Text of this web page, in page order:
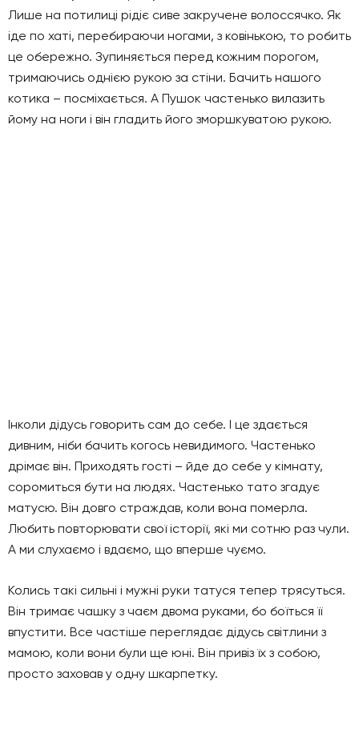
Лише на потилиці рідіє сиве закручене волоссячко. Як
іде по хаті, перебираючи ногами, з ковінькою, то робить
це обережно. Зупиняється перед кожним порогом,
тримаючись однією рукою за стіни. Бачить нашого
котика – посміхається. А Пушок частенько вилазить
йому на ноги і він гладить його зморшкуватою рукою.
Інколи дідусь говорить сам до себе. І це здається
дивним, ніби бачить когось невидимого. Частенько
дрімає він. Приходять гості – йде до себе у кімнату,
соромиться бути на людях. Частенько тато згадує
матусю. Він довго страждав, коли вона померла.
Любить повторювати свої історії, які ми сотню раз чули.
А ми слухаємо і вдаємо, що вперше чуємо.
Колись такі сильні і мужні руки татуся тепер трясуться.
Він тримає чашку з чаєм двома руками, бо боїться її
впустити. Все частіше переглядає дідусь світлини з
мамою, коли вони були ще юні. Він привіз їх з собою,
просто заховав у одну шкарпетку.